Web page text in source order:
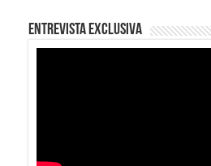
Entrevista Exclusiva